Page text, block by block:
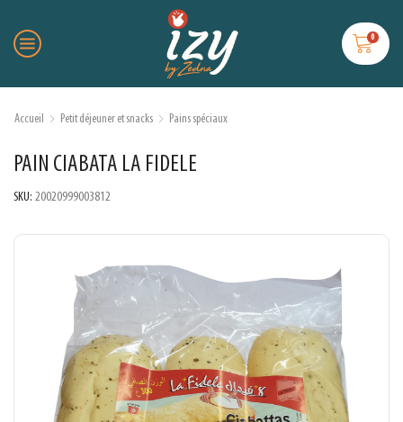
0
Accueil Petit déjeuner et snacks Pains spéciaux
PAIN CIABATA LA FIDELE
SKU: 20020999003812